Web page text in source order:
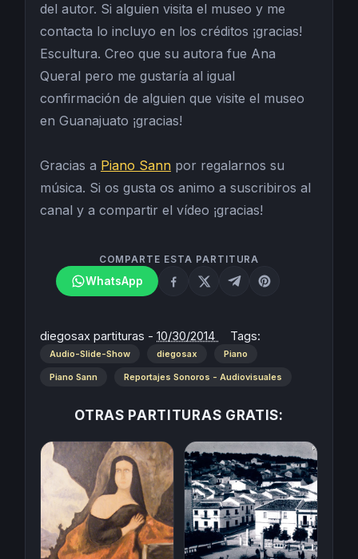
del autor. Si alguien visita el museo y me
contacta lo incluyo en los créditos ¡gracias!
Escultura. Creo que su autora fue Ana
Queral pero me gustaría al igual
confirmación de alguien que visite el museo
en Guanajuato ¡gracias!
Gracias a Piano Sann por regalarnos su
música. Si os gusta os animo a suscribiros al
canal y a compartir el vídeo ¡gracias!
COMPARTE ESTA PARTITURA
WhatsApp
diegosax partituras - 10/30/2014 Tags:
Audio-Slide-Show diegosax Piano
Piano Sann Reportajes Sonoros - Audiovisuales
OTRAS PARTITURAS GRATIS: